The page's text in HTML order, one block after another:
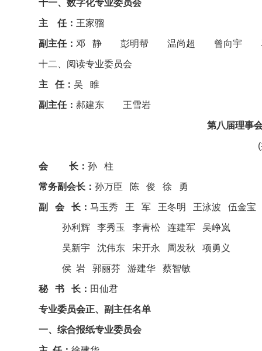
十一、数字化专业委员会
主 任： 王家骝
副主任：邓 静 彭明帮 温尚超 曾向宇
十二、阅读专业委员会
主 任：吴 睢
副主任：郝建东 王雪岩
第八届理事
会 长：孙 柱
常务副会长：孙万臣 陈 俊 徐 勇
副 会 长：马玉秀 王 军 王冬明 王泳波 伍金宝
孙利辉 李秀玉 李青松 连建军 吴峥岚
吴新宇 沈伟东 宋开永 周发秋 项勇义
侯 岩 郭丽芬 游建华 蔡智敏
秘 书 长： 田仙君
专业委员会正、副主任名单
一、综合报纸专业委员会